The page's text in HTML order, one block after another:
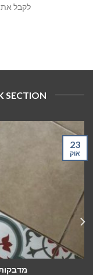
לקבל את
SECTION
23
אוק